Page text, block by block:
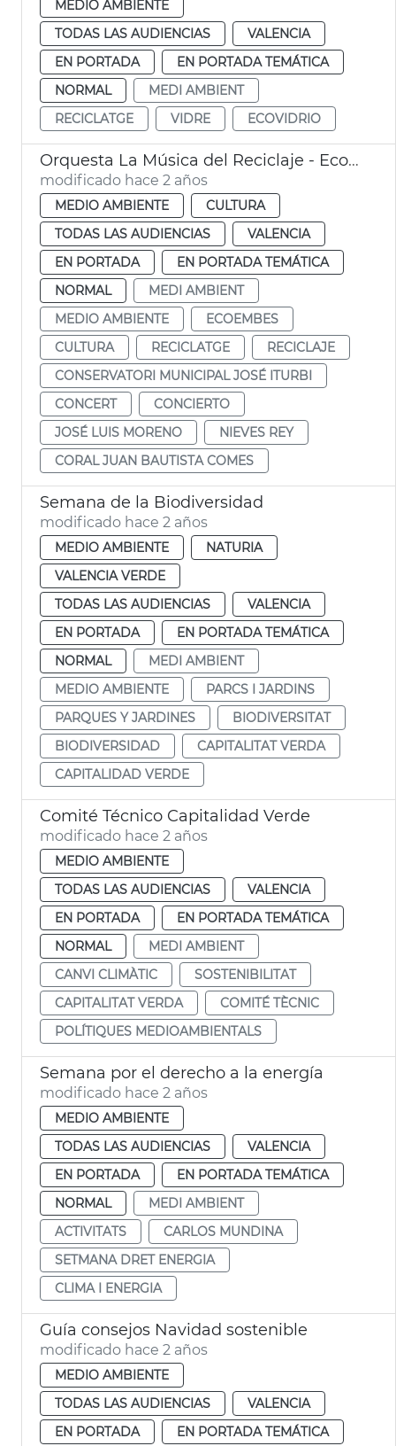
MEDIO AMBIENTE
TODAS LAS AUDIENCIAS
VALENCIA
EN PORTADA
EN PORTADA TEMÁTICA
NORMAL
MEDI AMBIENT
RECICLATGE
VIDRE ECOVIDRIO
Orquesta La Música del Reciclaje - Ecoembes
modificado hace 2 años
MEDIO AMBIENTE
CULTURA
TODAS LAS AUDIENCIAS
VALENCIA
EN PORTADA
EN PORTADA TEMÁTICA
NORMAL
MEDI AMBIENT
MEDIO AMBIENTE
ECOEMBES
CULTURA
RECICLATGE
RECICLAJE
CONSERVATORI MUNICIPAL JOSÉ ITURBI
CONCERT
CONCIERTO
JOSÉ LUIS MORENO
NIEVES REY
CORAL JUAN BAUTISTA COMES
Semana de la Biodiversidad
modificado hace 2 años
MEDIO AMBIENTE
NATURIA
VALENCIA VERDE
TODAS LAS AUDIENCIAS
VALENCIA
EN PORTADA
EN PORTADA TEMÁTICA
NORMAL
MEDI AMBIENT
MEDIO AMBIENTE
PARCS I JARDINS
PARQUES Y JARDINES
BIODIVERSITAT
BIODIVERSIDAD
CAPITALITAT VERDA
CAPITALIDAD VERDE
Comité Técnico Capitalidad Verde
modificado hace 2 años
MEDIO AMBIENTE
TODAS LAS AUDIENCIAS
VALENCIA
EN PORTADA
EN PORTADA TEMÁTICA
NORMAL
MEDI AMBIENT
CANVI CLIMÀTIC
SOSTENIBILITAT
CAPITALITAT VERDA
COMITÉ TÈCNIC
POLÍTIQUES MEDIOAMBIENTALS
Semana por el derecho a la energía
modificado hace 2 años
MEDIO AMBIENTE
TODAS LAS AUDIENCIAS
VALENCIA
EN PORTADA
EN PORTADA TEMÁTICA
NORMAL
MEDI AMBIENT
ACTIVITATS
CARLOS MUNDINA
SETMANA DRET ENERGIA
CLIMA I ENERGIA
Guía consejos Navidad sostenible
modificado hace 2 años
MEDIO AMBIENTE
TODAS LAS AUDIENCIAS
VALENCIA
EN PORTADA
EN PORTADA TEMÁTICA